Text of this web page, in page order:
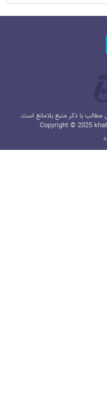
با ذکر منبع بلامانع است.
Copyright © 2025